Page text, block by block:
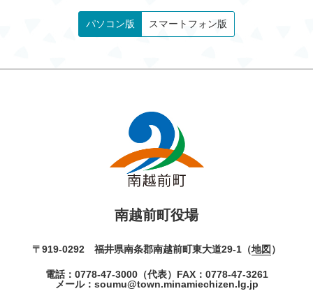
パソコン版 スマートフォン版
南越前町役場
〒919-0292 福井県南条郡南越前町東大道29-1（地図 ）
電話： 0778-47-3000（代表） FAX：0778-47-3261
メール： soumu@town.minamiechizen.lg.jp